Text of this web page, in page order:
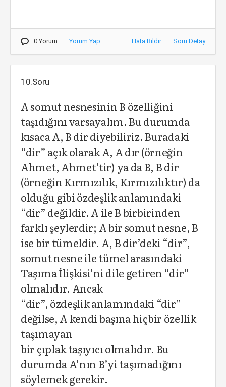
0 Yorum Yorum Yap Hata Bildir Soru Detay
10.Soru
A somut nesnesinin B özelliğini
taşıdığını varsayalım. Bu durumda
kısaca A, B dir diyebiliriz. Buradaki
“dir” açık olarak A, A dır (örneğin
Ahmet, Ahmet’tir) ya da B, B dir
(örneğin Kırmızılık, Kırmızılıktır) da
olduğu gibi özdeşlik anlamındaki
“dir” değildir. A ile B birbirinden
farklı şeylerdir; A bir somut nesne, B
ise bir tümeldir. A, B dir’deki “dir”,
somut nesne ile tümel arasındaki
Taşıma İlişkisi’ni dile getiren “dir”
olmalıdır. Ancak
“dir”, özdeşlik anlamındaki “dir”
değilse, A kendi başına hiçbir özellik
taşımayan
bir çıplak taşıyıcı olmalıdır. Bu
durumda A’nın B’yi taşımadığını
söylemek gerekir.